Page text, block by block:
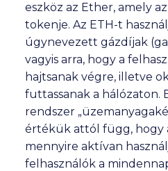
eszköz az Ether, amely
tokenje. Az ETH-t
úgynevezett gázdíjak
vagyis arra, hogy a
hajtsanak végre, illetve
futtassanak a hálózaton.
rendszer
értékük attól függ, hogy
mennyire aktívan
felhasználók a